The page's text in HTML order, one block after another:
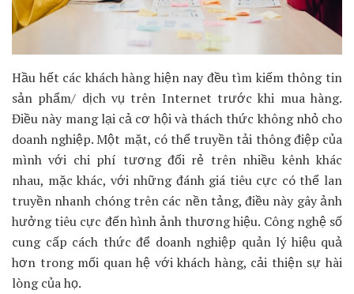
Hầu hết các khách hàng hiện nay đều tìm kiếm thông tin
sản phẩm/ dịch vụ trên Internet trước khi mua hàng.
Điều này mang lại cả cơ hội và thách thức không nhỏ cho
doanh nghiệp. Một mặt, có thể truyền tải thông điệp của
mình với chi phí tương đối rẻ trên nhiều kênh khác
nhau, mặc khác, với những đánh giá tiêu cực có thể lan
truyền nhanh chóng trên các nền tảng, điều này gây ảnh
hưởng tiêu cực đến hình ảnh thương hiệu. Công nghệ số
cung cấp cách thức để doanh nghiệp quản lý hiệu quả
hơn trong mối quan hệ với khách hàng, cải thiện sự hài
lòng của họ.